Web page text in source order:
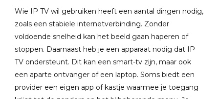
Wie IP TV wil gebruiken heeft een aantal dingen nodig,
zoals een stabiele internetverbinding. Zonder
voldoende snelheid kan het beeld gaan haperen of
stoppen. Daarnaast heb je een apparaat nodig dat IP
TV ondersteunt. Dit kan een smart-tv zijn, maar ook
een aparte ontvanger of een laptop. Soms biedt een
provider een eigen app of kastje waarmee je toegang